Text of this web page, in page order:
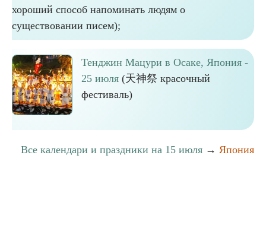
хороший способ напоминать людям о
существовании писем);
Тенджин Мацури в Осаке, Япония -
25 июля (天神祭 красочный
фестиваль)
Все календари и праздники на 15 июля → Япония